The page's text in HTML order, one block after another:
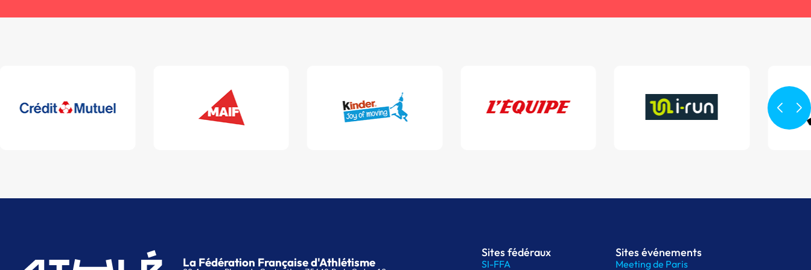
La Fédération Française d'Athlétisme
Sites fédéraux
SI-FFA
Sites événements
Meeting de Paris